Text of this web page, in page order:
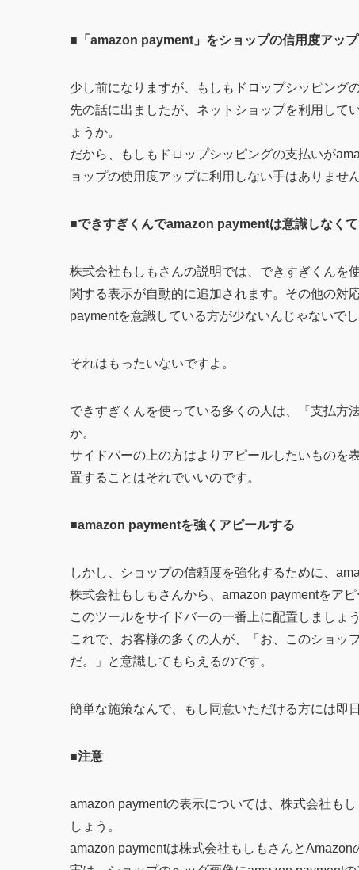
■「amazon payment」をショップの信用度アップ
少し前になりますが、もしもドロップシッピング
先の話に出ましたが、ネットショップを利用して
ょうか。
だから、もしもドロップシッピングの支払いが
ョップの使用度アップに利用しない手はありません
■できすぎくんでamazon paymentは意識しなくて
株式会社もしもさんの説明では、できすぎくんを
関する表示が自動的に追加されます。その他の対
paymentを意識している方が少ないんじゃないで
それはもったいないですよ。
できすぎくんを使っている多くの人は、『支払方
か。
サイドバーの上の方はよりアピールしたいものを
置することはそれでいいのです。
■amazon paymentを強くアピールする
しかし、ショップの信頼度を強化するために、
株式会社もしもさんから、amazon paymentをア
このツールをサイドバーの一番上に配置しましょう
これで、お客様の多くの人が、「お、このショッ
だ。」と意識してもらえるのです。
簡単な施策なんで、もし同意いただける方には即
■注意
amazon paymentの表示については、株式会社も
しょう。
amazon paymentは株式会社もしもさんとAmazon